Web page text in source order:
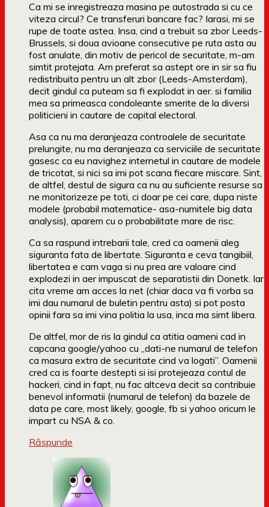
Ca mi se inregistreaza masina pe autostrada si cu ce
viteza circul? Ce transferuri bancare fac? Iarasi, mi se
rupe de toate astea. Insa, cind a trebuit sa zbor Leeds-
Brussels, si doua avioane consecutive pe ruta asta au
fost anulate, din motiv de pericol de securitate, m-am
simtit protejata. Am preferat sa astept ore in sir sa fiu
redistribuita pentru un alt zbor (Leeds-Amsterdam),
decit gindul ca puteam sa fi explodat in aer. si familia
mea sa primeasca condoleante smerite de la diversi
politicieni in cautare de capital electoral.
Asa ca nu ma deranjeaza controalele de securitate
prelungite, nu ma deranjeaza ca serviciile de securitate
gasesc ca eu navighez internetul in cautare de modele
de tricotat, si nici sa imi pot scana fiecare miscare. Sint,
de altfel, destul de sigura ca nu au suficiente resurse sa
ne monitorizeze pe toti, ci doar pe cei care, dupa niste
modele (probabil matematice- asa-numitele big data
analysis), aparem cu o probabilitate mare de risc.
Ca sa raspund intrebarii tale, cred ca oamenii aleg
siguranta fata de libertate. Siguranta e ceva tangibiil,
libertatea e cam vaga si nu prea are valoare cind
explodezi in aer impuscat de separatistii din Donetk. Iar
cita vreme am acces la net (chiar daca va fi vorba sa
imi dau numarul de buletin pentru asta) si pot posta
opinii fara sa imi vina politia la usa, inca ma simt libera.
De altfel, mor de ris la gindul ca atitia oameni cad in
capcana google/yahoo cu „dati-ne numarul de telefon
ca masura extra de securitate cind va logati”. Oamenii
cred ca is foarte destepti si isi protejeaza contul de
hackeri, cind in fapt, nu fac altceva decit sa contribuie
benevol informatii (numarul de telefon) da bazele de
data pe care, most likely, google, fb si yahoo oricum le
impart cu NSA & co.
Răspunde